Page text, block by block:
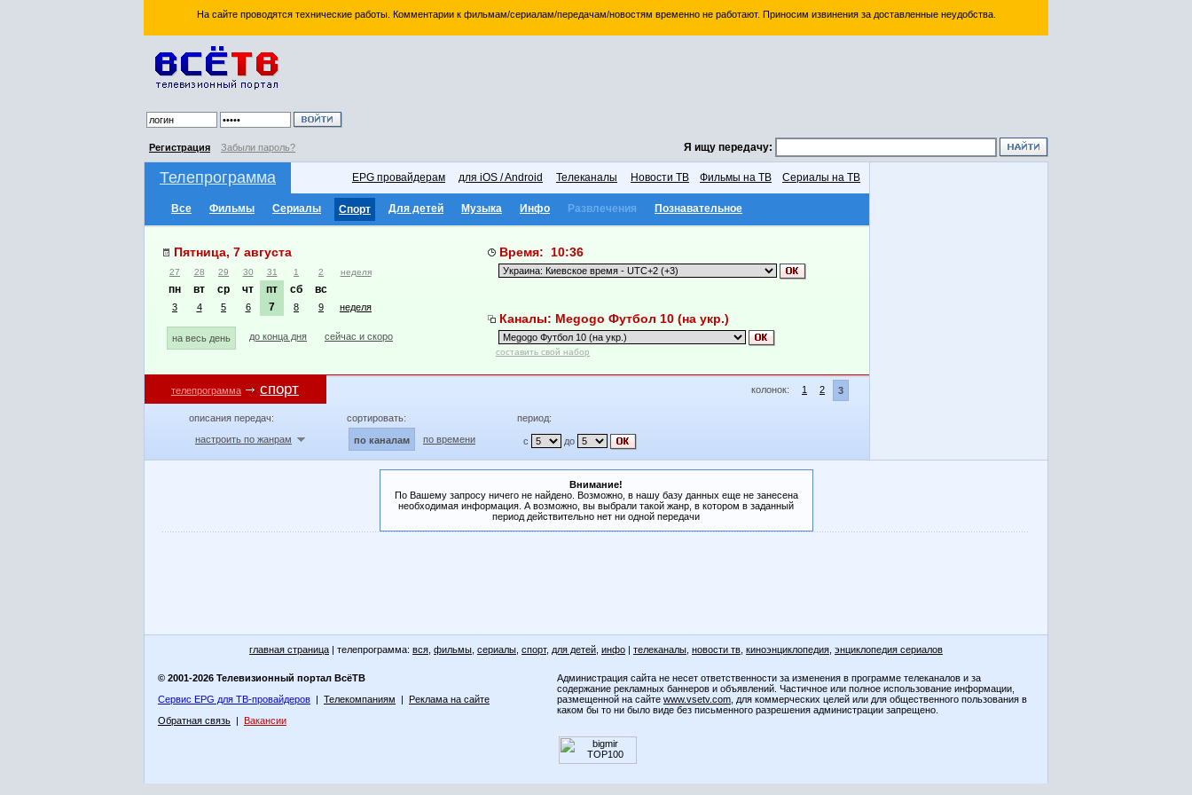
На сайте проводятся технические работы. Комментарии к фильмам/сериалам/передачам/новостям временно не работают. Приносим извинения за доставленные неудобства.
Регистрация Забыли пароль? Я ищу передачу:
Телепрограмма EPG провайдерам для iOS / Android Телеканалы Новости ТВ Фильмы на ТВ Сериалы на ТВ
Все Фильмы Сериалы Спорт Для детей Музыка Инфо Развлечения Познавательное
Пятница, 7 августа
27 28 29 30 31 1 2 неделя
пн вт ср чт пт сб вс
3 4 5 6 7 8 9 неделя
на весь день до конца дня сейчас и скоро
Время: 10:36
Каналы: Megogo Футбол 10 (на укр.)
составить свой набор
телепрограмма спорт колонок: 1 2 3
описания передач:
настроить по жанрам
сортировать:
по каналам по времени
период:
с до
Внимание!
По Вашему запросу ничего не найдено. Возможно, в нашу базу данных еще не занесена
необходимая информация. А возможно, вы выбрали такой жанр, в котором в заданный
период действительно нет ни одной передачи
главная страница | телепрограмма: вся фильмы сериалы спорт, для детей инфо | телеканалы новости тв киноэнциклопедия энциклопедия сериалов
© 2001-2026 Телевизионный портал ВсёТВ
Сервис EPG для ТВ-провайдеров | Телекомпаниям | Реклама на сайте
Обратная связь | Вакансии
Администрация сайта не несет ответственности за изменения в программе телеканалов и за
содержание рекламных баннеров и объявлений. Частичное или полное использование информации,
размещенной на сайте www.vsetv.com , для коммерческих целей или для общественного пользования в
каком бы то ни было виде без письменного разрешения администрации запрещено.